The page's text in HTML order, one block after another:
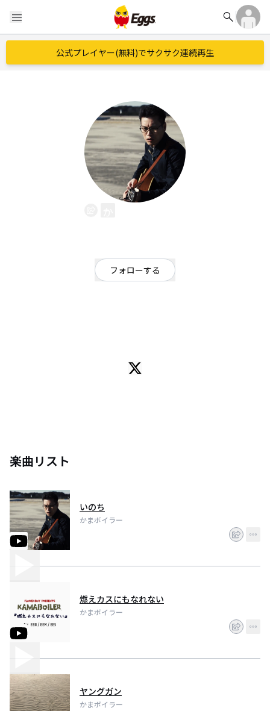
menu search
公式プレイヤー(無料)でサクサク連続再生
フォローする
楽曲リスト
いのち
かまボイラー
燃えカスにもなれない
かまボイラー
ヤングガン
かまボイラー